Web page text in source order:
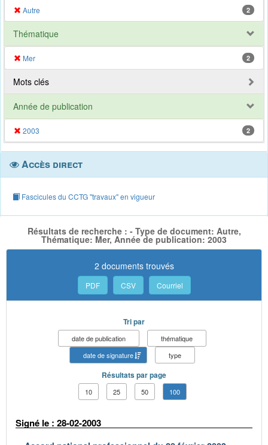
Autre 2
Thématique
Mer 2
Mots clés
Année de publication
2003 2
Accès direct
Fascicules du CCTG "travaux" en vigueur
Résultats de recherche : - Type de document: Autre,
Thématique: Mer, Année de publication: 2003
2 documents trouvés
PDF CSV Courriel
Tri par
date de publication
thématique
date de signature
type
Résultats par page
10 25 50 100
Signé le : 28-02-2003